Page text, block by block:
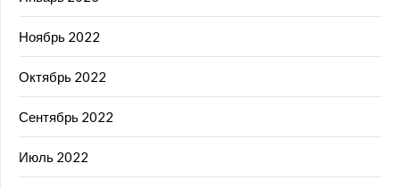
Ноябрь 2022
Октябрь 2022
Сентябрь 2022
Июль 2022